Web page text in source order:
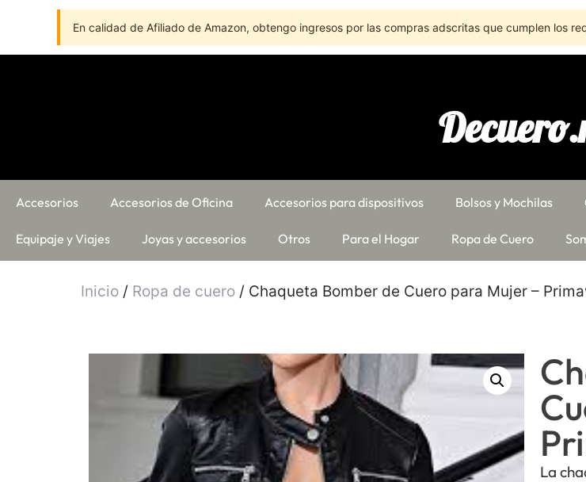
En calidad de Afiliado de Amazon, obtengo ingresos por las compras adscritas que cumplen los
Accesorios Accesorios de Oficina Accesorios para dispositivos Bolsos y Mochilas
Equipaje y Viajes Joyas y accesorios Otros Para el Hogar Ropa de Cuero
Inicio / Ropa de cuero / Chaqueta Bomber de Cuero para Mujer –
La